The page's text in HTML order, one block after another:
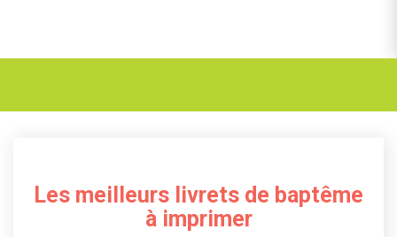
Les meilleurs livrets de baptême
à imprimer